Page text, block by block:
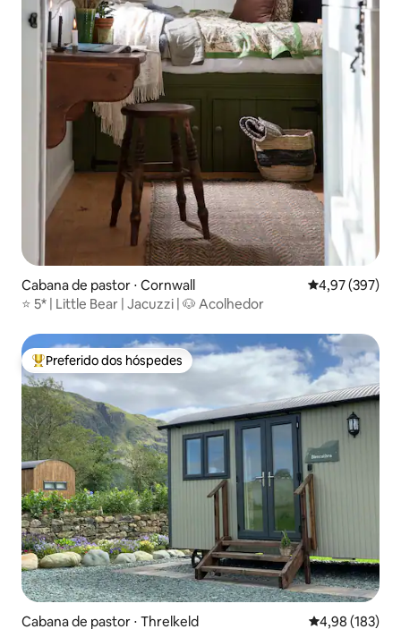
Cabana de pastor ⋅ Cornwall 4,97 de uma
4,97 (397)
⭐️ 5* | Little Bear | Jacuzzi | 🐶 Acolhedor
Entre os melhores preferidos dos hóspedes
Preferido dos hóspedes
Cabana de pastor ⋅ Threlkeld 4,98 de uma
4,98 (183)